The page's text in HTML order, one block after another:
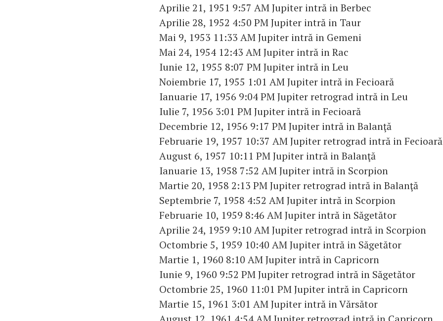
Aprilie 21, 1951 9:57 AM Jupiter intră in Berbec
Aprilie 28, 1952 4:50 PM Jupiter intră in Taur
Mai 9, 1953 11:33 AM Jupiter intră in Gemeni
Mai 24, 1954 12:43 AM Jupiter intră in Rac
Iunie 12, 1955 8:07 PM Jupiter intră in Leu
Noiembrie 17, 1955 1:01 AM Jupiter intră in Fecioară
Ianuarie 17, 1956 9:04 PM Jupiter retrograd intră in Leu
Iulie 7, 1956 3:01 PM Jupiter intră in Fecioară
Decembrie 12, 1956 9:17 PM Jupiter intră in Balanţă
Februarie 19, 1957 10:37 AM Jupiter retrograd intră in Fecioară
August 6, 1957 10:11 PM Jupiter intră in Balanţă
Ianuarie 13, 1958 7:52 AM Jupiter intră in Scorpion
Martie 20, 1958 2:13 PM Jupiter retrograd intră in Balanţă
Septembrie 7, 1958 4:52 AM Jupiter intră in Scorpion
Februarie 10, 1959 8:46 AM Jupiter intră in Săgetător
Aprilie 24, 1959 9:10 AM Jupiter retrograd intră in Scorpion
Octombrie 5, 1959 10:40 AM Jupiter intră in Săgetător
Martie 1, 1960 8:10 AM Jupiter intră in Capricorn
Iunie 9, 1960 9:52 PM Jupiter retrograd intră in Săgetător
Octombrie 25, 1960 11:01 PM Jupiter intră in Capricorn
Martie 15, 1961 3:01 AM Jupiter intră in Vărsător